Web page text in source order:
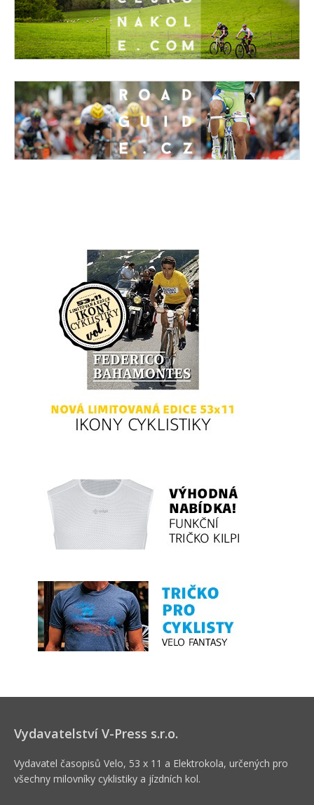
Vydavatelství V-Press s.r.o.
Vydavatel časopisů Velo, 53 x 11 a Elektrokola, určených pro
všechny milovníky cyklistiky a jízdních kol.